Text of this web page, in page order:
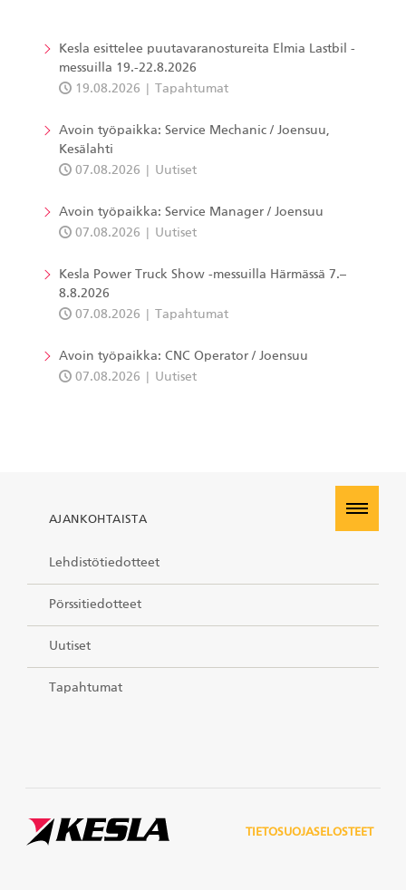
AJANKOHTAISTA
Lehdistötiedotteet
Pörssitiedotteet
Uutiset
Tapahtumat
Kesla esittelee puutavaranostureita Elmia Lastbil -
messuilla 19.-22.8.2026
19.08.2026
Tapahtumat
Avoin työpaikka: Service Mechanic / Joensuu,
Kesälahti
07.08.2026
Uutiset
Avoin työpaikka: Service Manager / Joensuu
07.08.2026
Uutiset
Kesla Power Truck Show -messuilla Härmässä 7.–
8.8.2026
07.08.2026
Tapahtumat
Avoin työpaikka: CNC Operator / Joensuu
07.08.2026
Uutiset
TIETOSUOJASELOSTEET